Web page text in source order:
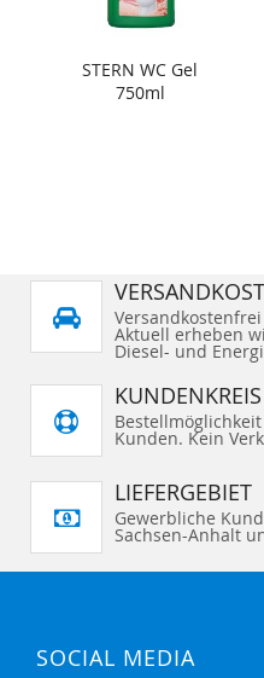
STERN WC Gel
750ml
Aktuell erheben
Diesel- und
KUNDENKREIS
Kunden. Kein
LIEFERGEBIET
Gewerbliche
Sachsen-Anhalt
SOCIAL MEDIA